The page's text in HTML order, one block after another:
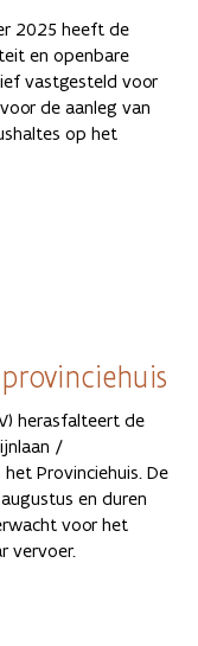
2025 heeft de
en openbare
vastgesteld voor
de aanleg van
op het
herasfalteert de
/
Provinciehuis. De
en duren
voor het
vervoer.